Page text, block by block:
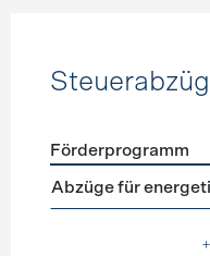
Förderprogramme
Förderprogramm
Abzüge für